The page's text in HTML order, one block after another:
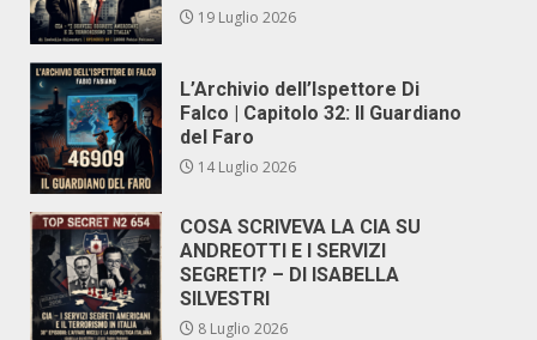
19 Luglio 2026
L’Archivio dell’Ispettore Di
Falco | Capitolo 32: Il Guardiano
del Faro
14 Luglio 2026
COSA SCRIVEVA LA CIA SU
ANDREOTTI E I SERVIZI
SEGRETI? – DI ISABELLA
SILVESTRI
8 Luglio 2026